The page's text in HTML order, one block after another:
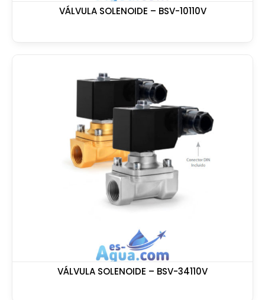
VÁLVULA SOLENOIDE – BSV-10110V
VÁLVULA SOLENOIDE – BSV-34110V